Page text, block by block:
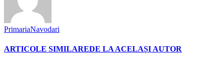
PrimariaNavodari
ARTICOLE SIMILAREDE LA ACELAȘI AUTOR